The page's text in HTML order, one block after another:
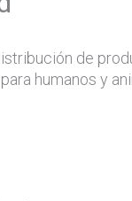
de
humanos y